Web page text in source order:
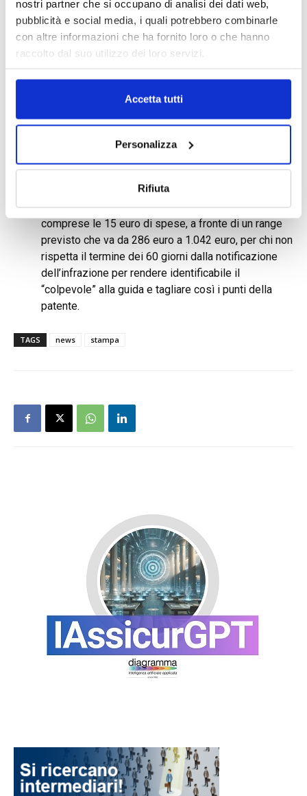
nostri partner che si occupano di analisi dei dati web,
pubblicità e social media, i quali potrebbero combinarle
con altre informazioni che ha fornito loro o che hanno
raccolto dal suo utilizzo dei loro servizi.
Accetta tutti
Personalizza
Rifiuta
Patente a punti, stop ai dati fino alla definizione del
ricorso
Non c’è nessun obbligodi comunicare i dati di chi era
rilevato l’infrazione con conseguente verbale contro
opposizionenon viene definita. E solo nel caso di
esito negativo scattano i 60 giorni di tempo per
Corte di Cassazione, con la sentenza 13604/2026,
ha così dato partita vinta al proprietario dell’auto,
costretto a pagare una sanzione di 301 euro
comprese le 15 euro di spese, a fronte di un range
previsto che va da 286 euro a 1.042 euro, per chi non
rispetta il termine dei 60 giorni dalla notificazione
dell’infrazione per rendere identificabile il
“colpevole” alla guida e tagliare così i punti della
patente.
TAGS news stampa